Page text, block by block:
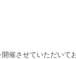
催させていただいて